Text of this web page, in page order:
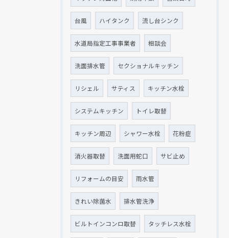
台風 ハイタンク 流し台シンク
水道局指定工事事業者 相談会
洗面排水管 セクショナルキッチン
リシェル サティス キッチン水栓
システムキッチン トイレ取替
キッチン周辺 シャワー水栓 花粉症
消火器取替 洗面用蛇口 サビ止め
リフォームの目安 雨水管
きれい除菌水 排水管洗浄
ビルトインコンロ取替 タッチレス水栓